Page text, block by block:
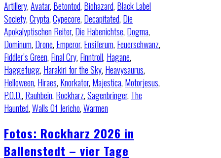
Artillery,Avatar, Betontod, Biohazard, Black Label
Society,Crypta,Cypecore, Decapitated, Die
Apokalyptischen Reiter, Die Habenichtse, Dogma,
Dominum, Drone, Emperor, Ensiferum, Feuerschwanz,
Fiddler’s Green, Final Cry, Finntroll, Hagane,
Haggefugg, Harakiri for the Sky, Heavysaurus,
Helloween, Hiraes, Knorkator, Majestica, Motorjesus,
P.O.D., Rauhbein, Rockharz,Sagenbringer, The
Haunted,Walls Of Jericho,Warmen
Fotos: Rockharz 2026 in
Ballenstedt – vier Tage